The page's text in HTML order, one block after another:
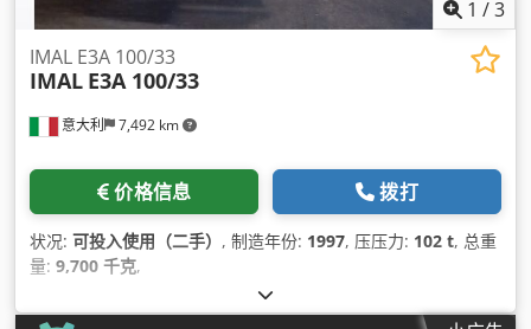
1 /3
意大利 7,492 km
IMAL E3A 100/33
IMAL E3A 100/33
价格信息 拨打
状况: 可投入使用（二手） , 制造年份: 1997, 压压力: 102 t, 总重
量: 9,700 千克,